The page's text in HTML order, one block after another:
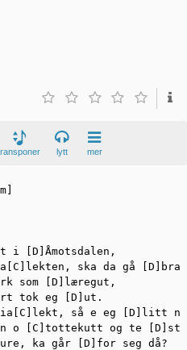
lytt mer
[D]Åmotsdalen,
ska da gå [D]bra.
som [D]læregut,
tok eg [D]ut.
dia[C]lekt, så e eg [D]litt
o [C]tottekutt og te
ka går [D]for seg då?